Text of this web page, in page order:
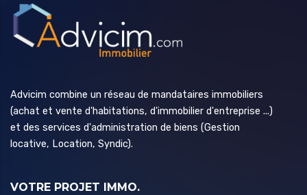
Advicim combine un réseau de mandataires immobiliers
(achat et vente d'habitations, d'immobilier d'entreprise ...)
et des services d'administration de biens (Gestion
locative, Location, Syndic).
VOTRE PROJET IMMO.